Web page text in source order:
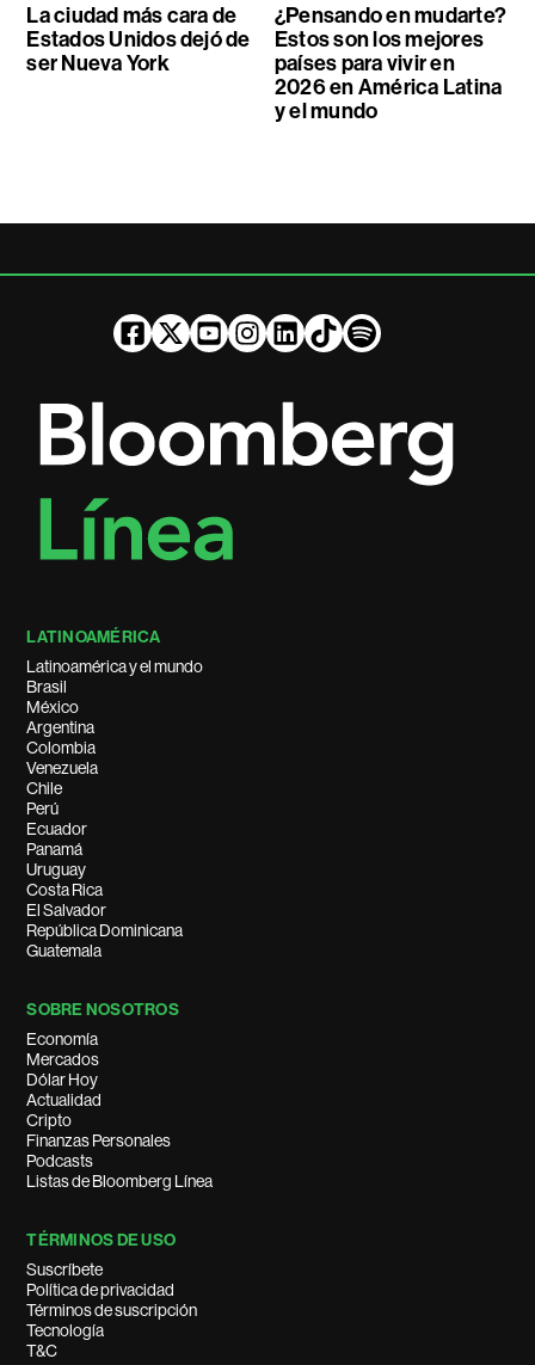
La ciudad más cara de
Estados Unidos dejó de
ser Nueva York
¿Pensando en mudarte?
Estos son los mejores
países para vivir en
2026 en América Latina
y el mundo
LATINOAMÉRICA
Latinoamérica y el mundo
Brasil
México
Argentina
Colombia
Venezuela
Chile
Perú
Ecuador
Panamá
Uruguay
Costa Rica
El Salvador
República Dominicana
Guatemala
SOBRE NOSOTROS
Economía
Mercados
Dólar Hoy
Actualidad
Cripto
Finanzas Personales
Podcasts
Listas de Bloomberg Línea
TÉRMINOS DE USO
Suscríbete
Política de privacidad
Términos de suscripción
Tecnología
T&C